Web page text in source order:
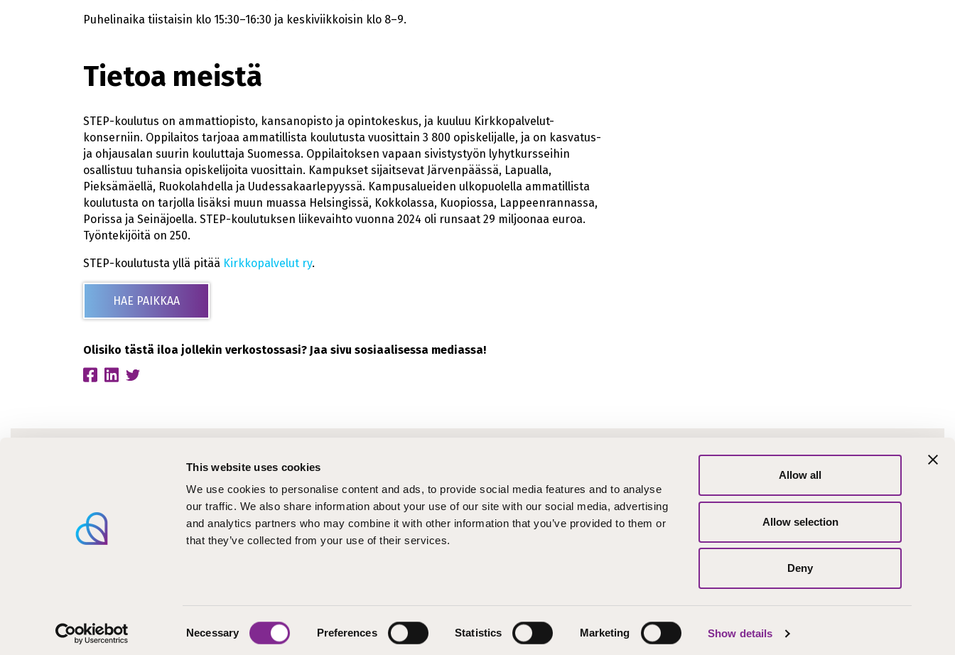
This website uses cookies
We use cookies to personalise content and ads, to provide social media features and to analyse
our traffic. We also share information about your use of our site with our social media, advertising
and analytics partners who may combine it with other information that you’ve provided to them or
that they’ve collected from your use of their services.
Necessary Preferences Statistics Marketing Show details
Allow all
Allow selection
Deny
Puhelinaika tiistaisin klo 15:30–16:30 ja keskiviikkoisin klo 8–9.
Tietoa meistä
STEP-koulutus on ammattiopisto, kansanopisto ja opintokeskus, ja kuuluu Kirkkopalvelut-
konserniin. Oppilaitos tarjoaa ammatillista koulutusta vuosittain 3 800 opiskelijalle, ja on kasvatus-
ja ohjausalan suurin kouluttaja Suomessa. Oppilaitoksen vapaan sivistystyön lyhytkursseihin
osallistuu tuhansia opiskelijoita vuosittain. Kampukset sijaitsevat Järvenpäässä, Lapualla,
Pieksämäellä, Ruokolahdella ja Uudessakaarlepyyssä. Kampusalueiden ulkopuolella ammatillista
koulutusta on tarjolla lisäksi muun muassa Helsingissä, Kokkolassa, Kuopiossa, Lappeenrannassa,
Porissa ja Seinäjoella. STEP-koulutuksen liikevaihto vuonna 2024 oli runsaat 29 miljoonaa euroa.
Työntekijöitä on 250.
STEP-koulutusta yllä pitää Kirkkopalvelut ry.
HAE PAIKKAA
Olisiko tästä iloa jollekin verkostossasi? Jaa sivu sosiaalisessa mediassa!
Koulutukset
Tiedotteet
Kirjoitukset
Meille töihin
STEPcast
STEPblogi
Tapahtumat
Uutiskirje
Opintotoimisto
Laskutusosoite
Materiaalipankki
Peruutusehdot ja
ilmoituskanava
Turvapostin
Seuraa STEP-koulutusta somessa: FACEBOOK YOUTUBE